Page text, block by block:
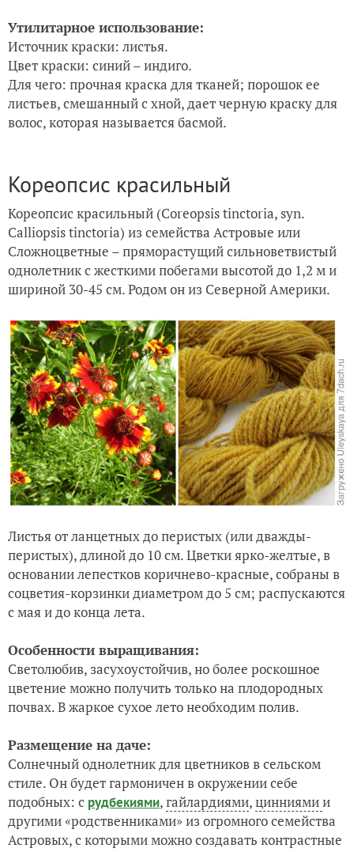
Утилитарное использование:
Источник краски: листья.
Цвет краски: синий – индиго.
Для чего: прочная краска для тканей; порошок ее
листьев, смешанный с хной, дает черную краску для
волос, которая называется басмой.
Кореопсис красильный
Кореопсис красильный (Coreopsis tinctoria, syn.
Calliopsis tinctoria) из семейства Астровые или
Сложноцветные – пряморастущий сильноветвистый
однолетник с жесткими побегами высотой до 1,2 м и
шириной 30-45 см. Родом он из Северной Америки.
Листья от ланцетных до перистых (или дважды-
перистых), длиной до 10 см. Цветки ярко-желтые, в
основании лепестков коричнево-красные, собраны в
соцветия-корзинки диаметром до 5 см; распускаются
с мая и до конца лета.
Особенности выращивания:
Светолюбив, засухоустойчив, но более роскошное
цветение можно получить только на плодородных
почвах. В жаркое сухое лето необходим полив.
Размещение на даче:
Солнечный однолетник для цветников в сельском
стиле. Он будет гармоничен в окружении себе
подобных: с рудбекиями,гайлардиями,цинниямии
другими «родственниками» из огромного семейства
Астровых, с которыми можно создавать контрастные